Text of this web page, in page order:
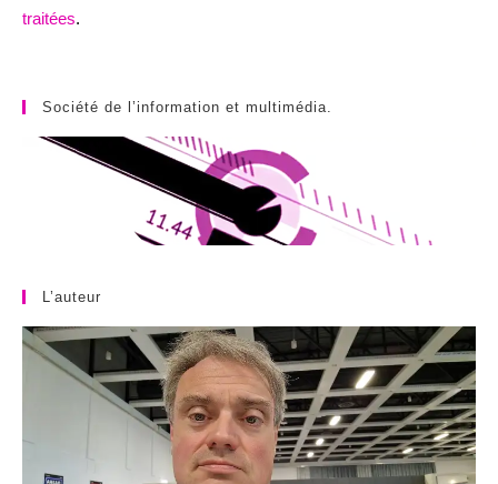
traitées.
Société de l’information et multimédia.
L’auteur